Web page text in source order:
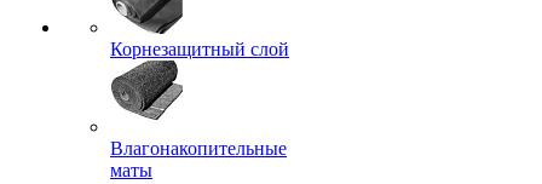
Корнезащитный слой
Влагонакопительные
маты